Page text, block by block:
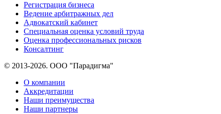
Регистрация бизнеса
Ведение арбитражных дел
Адвокатский кабинет
Специальная оценка условий труда
Оценка профессиональных рисков
Консалтинг
© 2013-2026. ООО "Парадигма"
О компании
Аккредитации
Наши преимущества
Наши партнеры